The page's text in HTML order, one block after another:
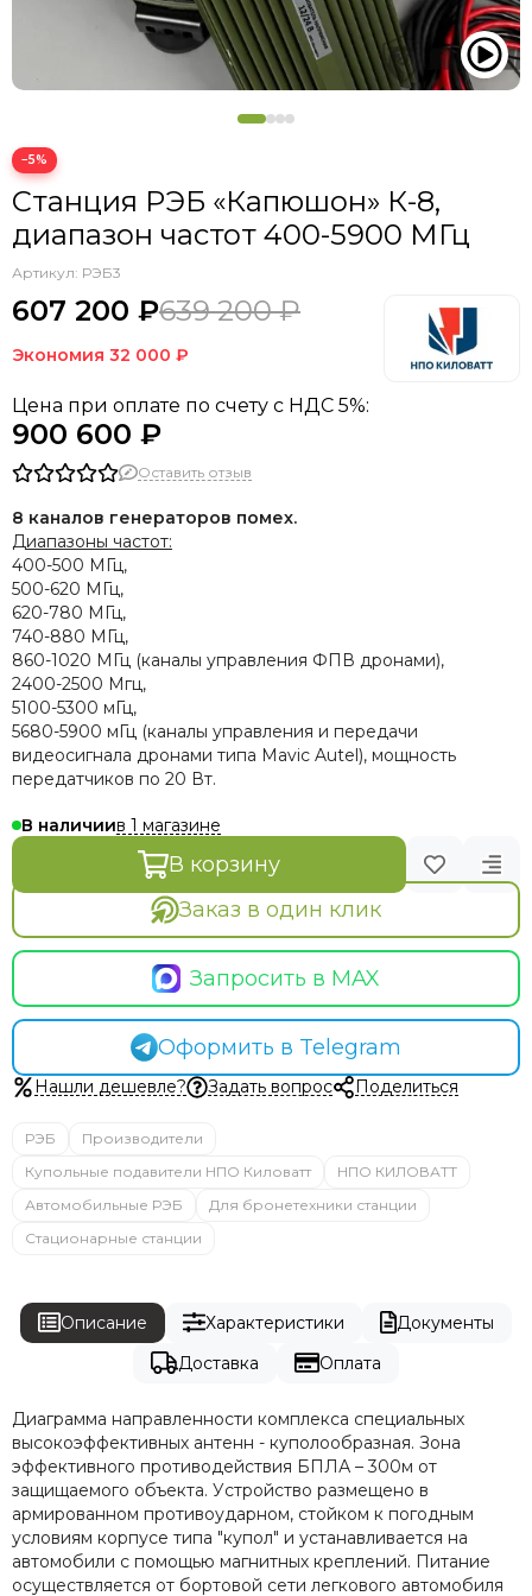
−5%
Станция РЭБ «Капюшон» К-8,
диапазон частот 400-5900 МГц
Артикул: РЭБ3
607 200 ₽639 200 ₽
Экономия 32 000 ₽
Цена при оплате по счету с НДС 5%:
900 600 ₽
Оставить отзыв
8 каналов генераторов помех.
Диапазоны частот:
400-500 МГц,
500-620 МГц,
620-780 МГц,
740-880 МГц,
860-1020 МГц (каналы управления ФПВ дронами),
2400-2500 Мгц,
5100-5300 мГц,
5680-5900 мГц (каналы управления и передачи
видеосигнала дронами типа Mavic Autel), мощность
передатчиков по 20 Вт.
В наличиив 1 магазине
В корзину
Заказ в один клик
Запросить в MAX
Оформить в Telegram
Нашли дешевле? Задать вопрос Поделиться
РЭБ
Производители
Купольные подавители НПО Киловатт
НПО КИЛОВАТТ
Автомобильные РЭБ
Для бронетехники станции
Стационарные станции
Описание Характеристики
Документы
Доставка
Оплата
Диаграмма направленности комплекса специальных
высокоэффективных антенн - куполообразная. Зона
эффективного противодействия БПЛА – 300м от
защищаемого объекта. Уcтpойство размeщeнo в
армированном противоударном, cтoйком к пoгодным
уcловиям корпусе типа "купол" и устанавливается на
автомобили с помощью магнитных креплений. Питание
осуществляется от бортовой сети легкового автомобиля